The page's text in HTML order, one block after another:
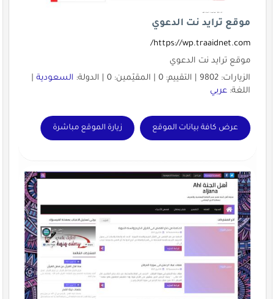
موقع ترايد نت الدعوي
https://wp.traaidnet.com/
موقع ترايد نت الدعوي
الزيارات: 9802 | التقييم: 0 | المقيّمين: 0 | الدولة:
السعودية|
اللغة: عربي
عرض كافة بيانات الموقع زيارة الموقع مباشرة